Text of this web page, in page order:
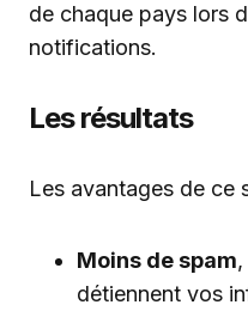
de chaque pays lors
notifications.
Les résultats
Les avantages de ce
Moins de spam
détiennent vos